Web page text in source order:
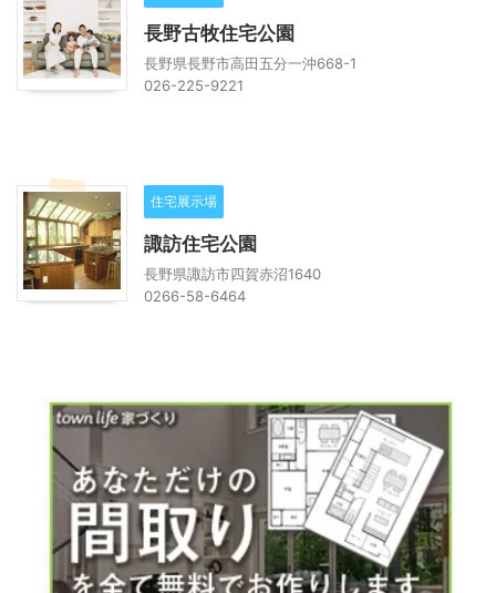
長野古牧住宅公園
長野県長野市高田五分一沖668-1
026-225-9221
住宅展示場
諏訪住宅公園
長野県諏訪市四賀赤沼1640
0266-58-6464